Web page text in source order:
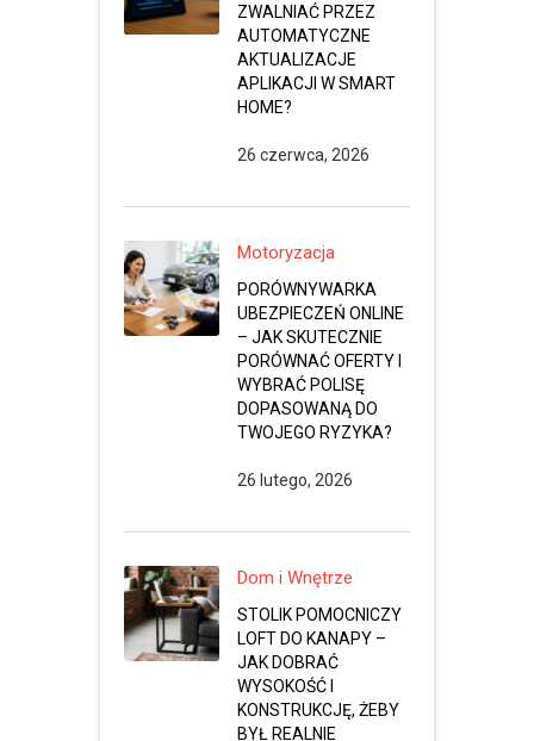
ZWALNIAĆ PRZEZ
AUTOMATYCZNE
AKTUALIZACJE
APLIKACJI W SMART
HOME?
26 czerwca, 2026
Motoryzacja
PORÓWNYWARKA
UBEZPIECZEŃ ONLINE
– JAK SKUTECZNIE
PORÓWNAĆ OFERTY I
WYBRAĆ POLISĘ
DOPASOWANĄ DO
TWOJEGO RYZYKA?
26 lutego, 2026
Dom i Wnętrze
STOLIK POMOCNICZY
LOFT DO KANAPY –
JAK DOBRAĆ
WYSOKOŚĆ I
KONSTRUKCJĘ, ŻEBY
BYŁ REALNIE